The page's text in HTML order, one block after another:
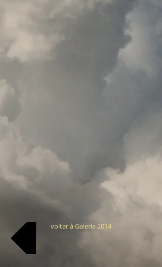
voltar à Galeria 2014